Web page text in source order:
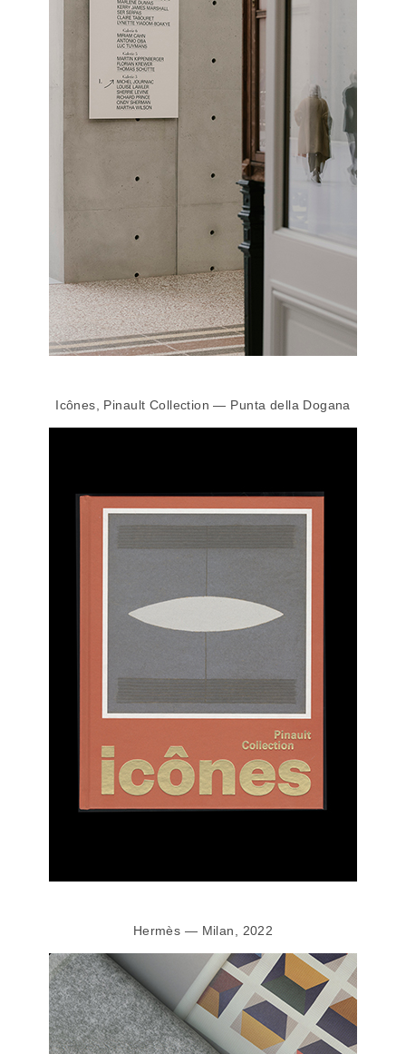
Icônes, Pinault Collection — Punta della Dogana
Hermès — Milan, 2022